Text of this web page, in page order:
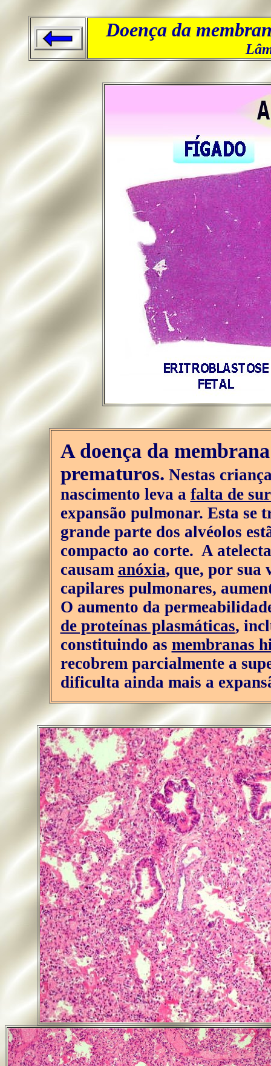
Doença da
A doença da
prematuros. Nestas
nascimento leva a falta de
expansão pulmonar. Esta se
grande parte dos alvéolos
compacto ao corte. A
causam anóxia, que, por sua
capilares pulmonares,
O aumento da
de proteínas plasmáticas,
constituindo as membranas
recobrem parcialmente a
dificulta ainda mais a